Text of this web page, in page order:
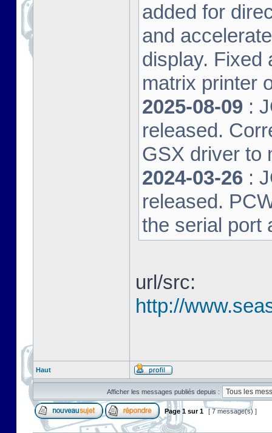
added for
and
display. Fixed
matrix printer
2025-08-09 :
released.
GSX driver to
2024-03-26 :
released.
the serial port
url/src:
http://
Haut
Afficher les messages publiés depuis :
Page 1 sur1 [ 7 message(s) ]